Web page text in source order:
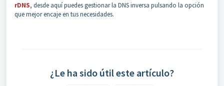
rDNS, desde aquí puedes gestionar la DNS inversa pulsando la opción
que mejor encaje en tus necesidades.
¿Le ha sido útil este artículo?